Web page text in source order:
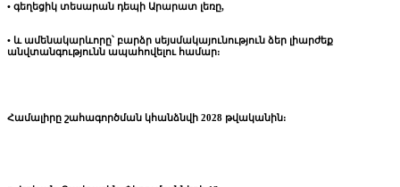
• գեղեցիկ տեսարան դեպի Արարատ լեռը,
• և ամենակարևորը՝ բարձր սեյսմակայունություն ձեր լիարժեք
անվտանգությունն ապահովելու համար:
Համալիրը շահագործման կհանձնվի 2028 թվականին: